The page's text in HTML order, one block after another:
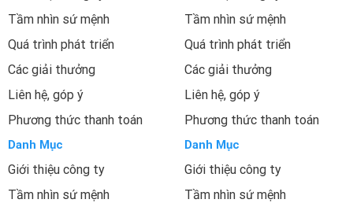
Tầm nhìn sứ mệnh
Quá trình phát triển
Các giải thưởng
Liên hệ, góp ý
Phương thức thanh toán
Tầm nhìn sứ mệnh
Quá trình phát triển
Các giải thưởng
Liên hệ, góp ý
Phương thức thanh toán
Danh Mục
Giới thiệu công ty
Tầm nhìn sứ mệnh
Danh Mục
Giới thiệu công ty
Tầm nhìn sứ mệnh